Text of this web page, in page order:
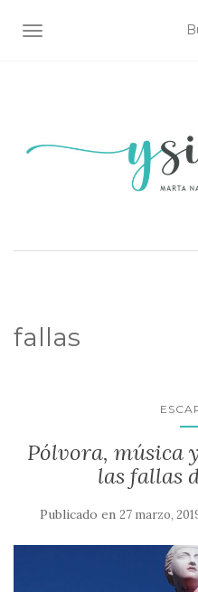
ALTERNAR NAVEGACIÓN
fallas
Pólvora, música
las fallas
Publicado en 27 marzo,